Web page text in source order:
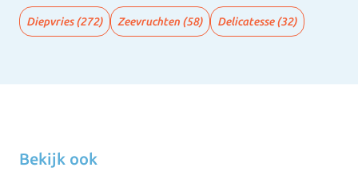
Diepvries(272) Zeevruchten (58) Delicatesse(32)
Bekijk ook